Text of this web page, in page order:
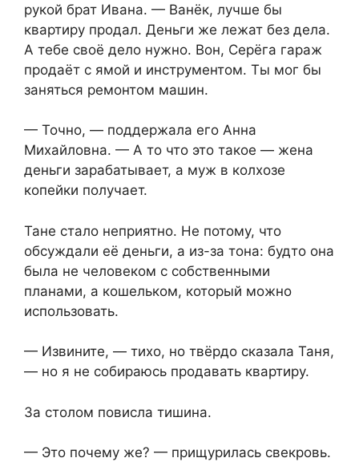
рукой брат Ивана. — Ванёк, лучше бы
квартиру продал. Деньги же лежат без дела.
А тебе своё дело нужно. Вон, Серёга гараж
продаёт с ямой и инструментом. Ты мог бы
заняться ремонтом машин.
— Точно, — поддержала его Анна
Михайловна. — А то что это такое — жена
деньги зарабатывает, а муж в колхозе
копейки получает.
Тане стало неприятно. Не потому, что
обсуждали её деньги, а из-за тона: будто она
была не человеком с собственными
планами, а кошельком, который можно
использовать.
— Извините, — тихо, но твёрдо сказала Таня,
— но я не собираюсь продавать квартиру.
За столом повисла тишина.
— Это почему же? — прищурилась свекровь.